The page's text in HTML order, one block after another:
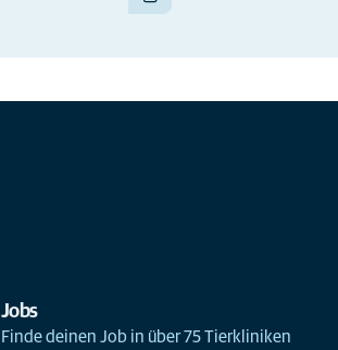
Jobs
Finde deinen Job in über 75 Tierkliniken